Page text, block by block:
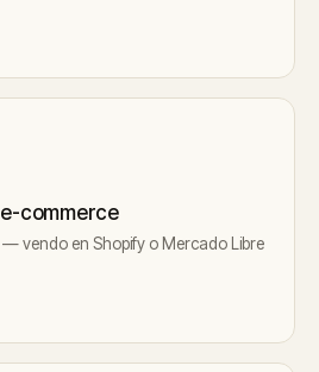
commerce
vendo en Shopify o Mercado Libre